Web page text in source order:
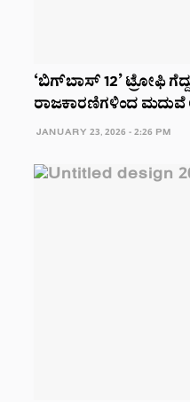
‘ಬಿಗ್‌ಬಾಸ್‌ 12’ ಟ್ರೋಫಿ
ರಾಜಕಾರಣಿಗಳಿಂದ
JANUARY 23, 2026 - 2:26 PM